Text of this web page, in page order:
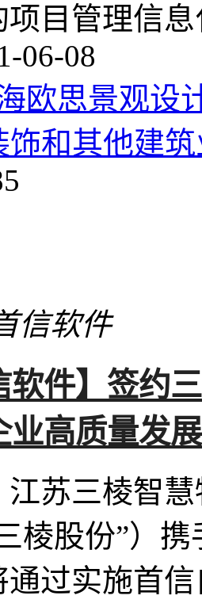
项目管理信
06-08
海欧思景观设
饰和其他建
信软件
软件】签约
业高质量发展
江苏三棱智
棱股份”）
通过实施首